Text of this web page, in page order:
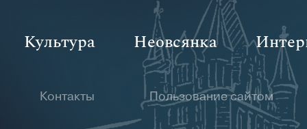
Культура Неовсянка
Контакты Пользование сайтом